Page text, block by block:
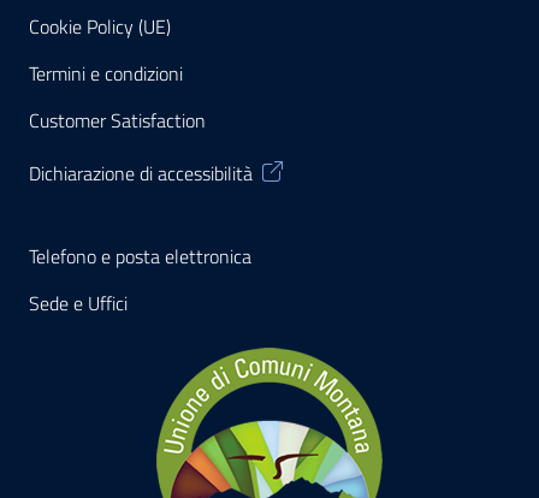
Cookie Policy (UE)
Termini e condizioni
Customer Satisfaction
Dichiarazione di accessibilità
Telefono e posta elettronica
Sede e Uffici